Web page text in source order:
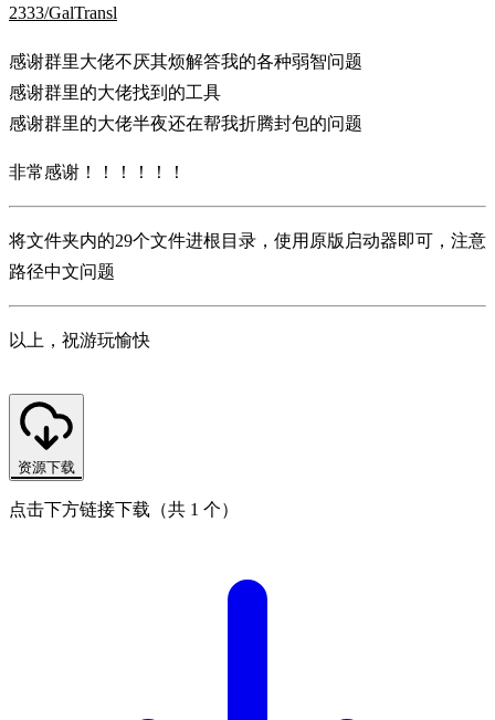
2333/GalTransl
感谢群里大佬不厌其烦解答我的各种弱智问题
感谢群里的大佬找到的工具
感谢群里的大佬半夜还在帮我折腾封包的问题
非常感谢！！！！！！
将文件夹内的29个文件进根目录，使用原版启动器即可，注意
路径中文问题
以上，祝游玩愉快
资源下载
点击下方链接下载（共 1 个）